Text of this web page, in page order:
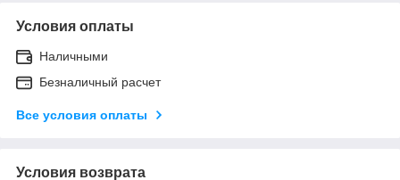
Условия оплаты
Наличными
Безналичный расчет
Все условия оплаты
Условия возврата